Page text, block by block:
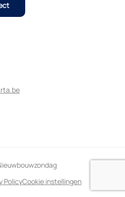
PolicyCookie instellingen